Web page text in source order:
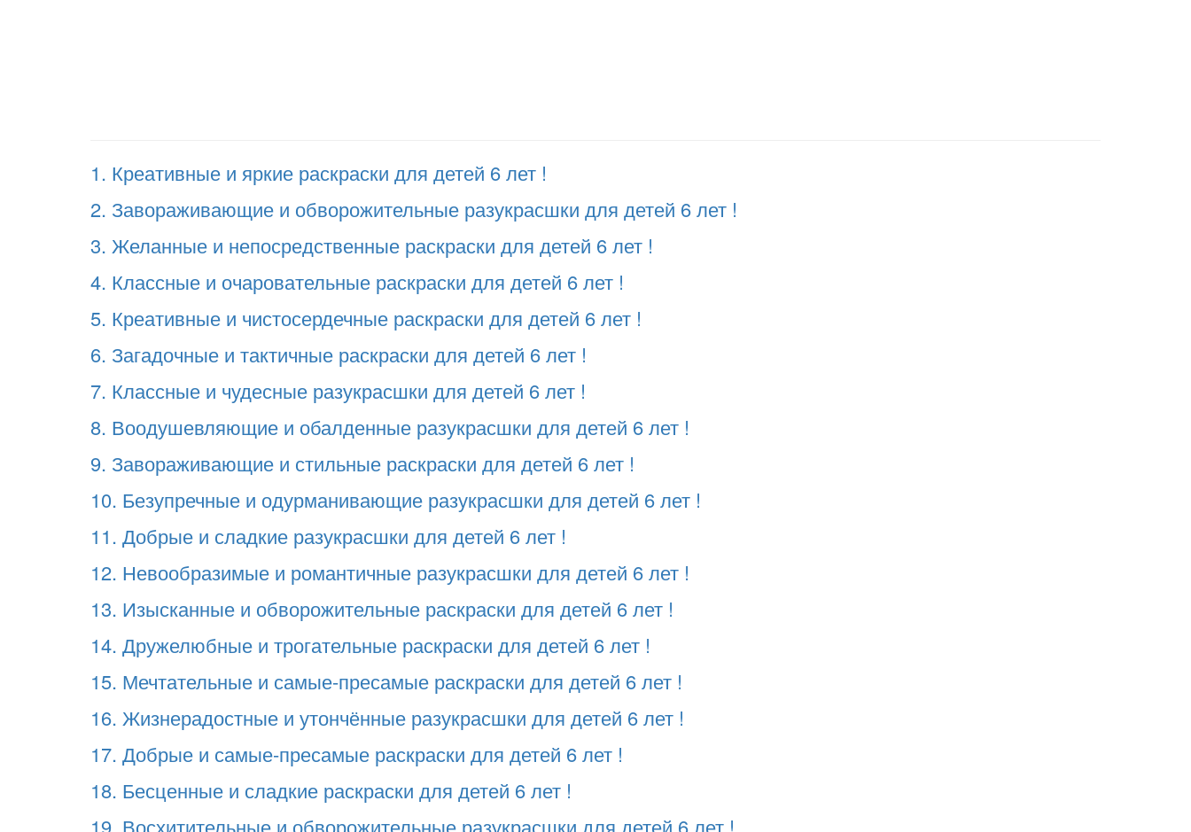
1. Креативные и яркие раскраски для детей 6 лет !
2. Завораживающие и обворожительные разукрасшки для детей 6 лет !
3. Желанные и непосредственные раскраски для детей 6 лет !
4. Классные и очаровательные раскраски для детей 6 лет !
5. Креативные и чистосердечные раскраски для детей 6 лет !
6. Загадочные и тактичные раскраски для детей 6 лет !
7. Классные и чудесные разукрасшки для детей 6 лет !
8. Воодушевляющие и обалденные разукрасшки для детей 6 лет !
9. Завораживающие и стильные раскраски для детей 6 лет !
10. Безупречные и одурманивающие разукрасшки для детей 6 лет !
11. Добрые и сладкие разукрасшки для детей 6 лет !
12. Невообразимые и романтичные разукрасшки для детей 6 лет !
13. Изысканные и обворожительные раскраски для детей 6 лет !
14. Дружелюбные и трогательные раскраски для детей 6 лет !
15. Мечтательные и самые-пресамые раскраски для детей 6 лет !
16. Жизнерадостные и утончённые разукрасшки для детей 6 лет !
17. Добрые и самые-пресамые раскраски для детей 6 лет !
18. Бесценные и сладкие раскраски для детей 6 лет !
19. Восхитительные и обворожительные разукрасшки для детей 6 лет !